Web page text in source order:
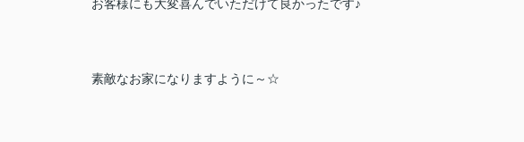
お客様にも大変喜んでいただけて良かったです♪
素敵なお家になりますように～☆